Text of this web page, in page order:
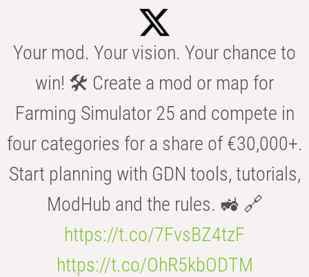
Your mod. Your vision. Your chance to
win! 🛠️ Create a mod or map for
Farming Simulator 25 and compete in
four categories for a share of €30,000+.
Start planning with GDN tools, tutorials,
ModHub and the rules. 🚜 🔗
https://t.co/7FvsBZ4tzF
https://t.co/OhR5kbODTM